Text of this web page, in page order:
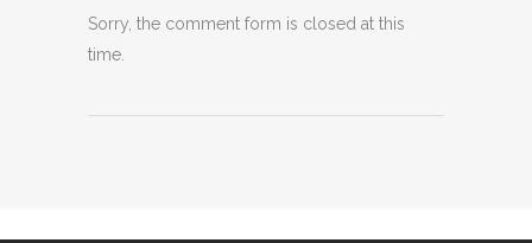
Sorry, the comment form is closed at this
time.